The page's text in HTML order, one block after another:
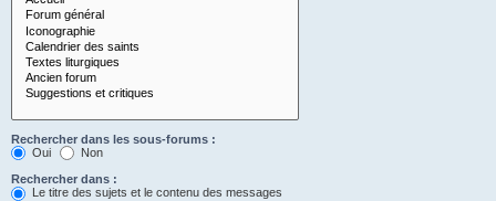
Rechercher dans les sous-forums :
Oui
Non
Rechercher dans :
Le titre des sujets et le contenu des messages